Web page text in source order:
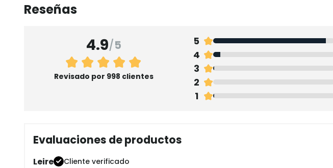
Reseñas
4.9/5
Revisado por 998 clientes
5
4
3
2
1
Evaluaciones de productos
Leire
Cliente verificado